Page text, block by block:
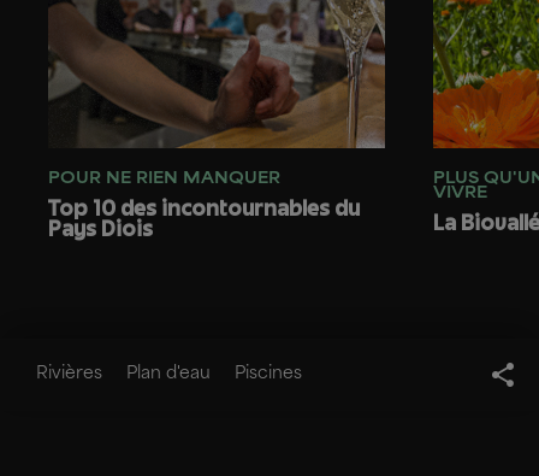
POUR NE RIEN MANQUER
Top 10 des incontournables du
Pays Diois
PLUS
VIVRE
La
Rivières Plan d'eau Piscines